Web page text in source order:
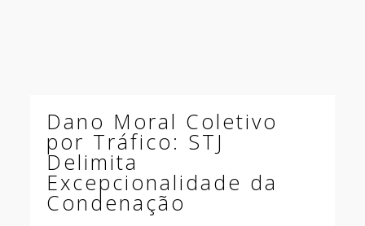
Dano Moral Coletivo
por Tráfico: STJ
Delimita
Excepcionalidade da
Condenação